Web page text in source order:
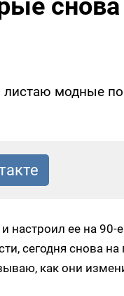
листаю модные
настроил ее на
сегодня снова на
как они